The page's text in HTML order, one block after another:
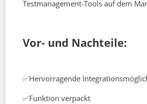
Testmanagement-Tools auf dem
Vor- und Nachteile:
✅Hervorragende
✅Funktion verpackt